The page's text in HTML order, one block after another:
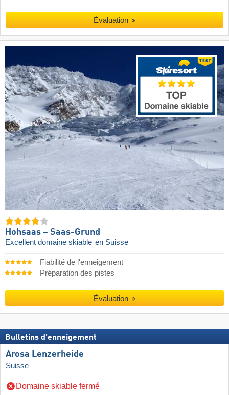
Évaluation
Hohsaas – Saas-Grund
Excellent domaine skiable en Suisse
Fiabilité de l'enneigement
Préparation des pistes
Évaluation
Bulletins d'enneigement
Arosa Lenzerheide
Suisse
Domaine skiable fermé